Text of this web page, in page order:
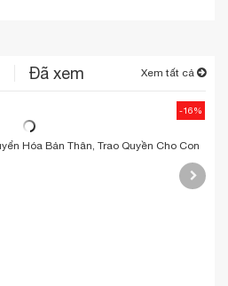
Đã xem Xem tất cả
Hóa Bản Thân, Trao Quyền Cho Con
-16%